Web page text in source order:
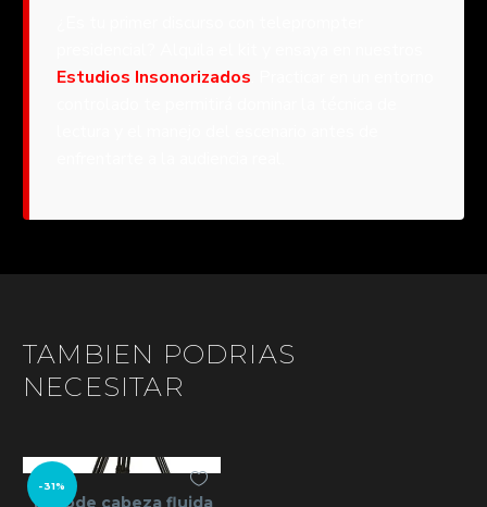
Estudios Insonorizados
TAMBIEN PODRIAS
NECESITAR
-31%
Trípode cabeza fluida